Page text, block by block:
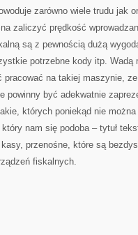
zarówno wiele trudu jak
zaliczyć prędkość
są z pewnością dużą
potrzebne kody itp. Wadą
na takiej maszynie,
powinny być adekwatnie
których poniekąd nie
nam się podoba – tytuł
przenośne, które są
fiskalnych.